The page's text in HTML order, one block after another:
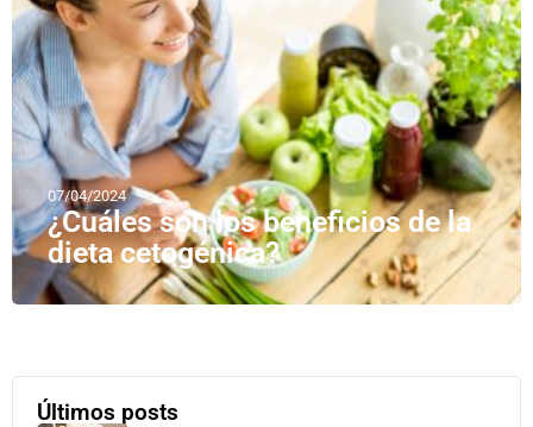
07/04/2024
¿Cuáles son los beneficios de la
dieta cetogénica?
Últimos posts